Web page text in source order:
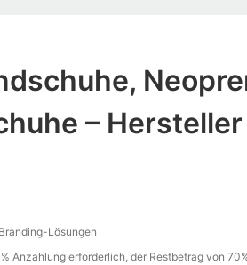
– Hersteller
Lösungen
Anzahlung erforderlich, der Restbetrag von